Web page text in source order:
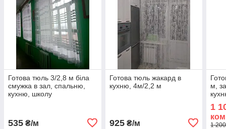
Готова тюль 3/2,8 м біла
смужка в зал, спальню,
кухню, школу
535 ₴/м
Готова тюль жакард в
кухню, 4м/2,2 м
925₴/м
м,
1
1